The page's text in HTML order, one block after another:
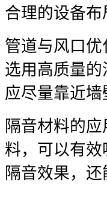
合理的设备
管道与风口
选用高质量
应尽量靠近
隔音材料的
料，可以有
隔音效果，